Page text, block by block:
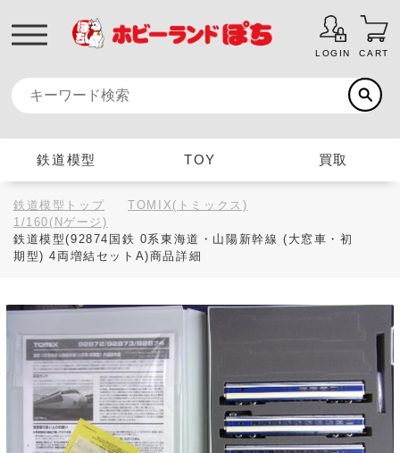
LOGIN CART
鉄道模型 TOY 買取
鉄道模型トップ
TOMIX(トミックス)
1/160(Nゲージ)
鉄道模型(92874国鉄 0系東海道・山陽新幹線 (大窓車・初
期型) 4両増結セットA)商品詳細